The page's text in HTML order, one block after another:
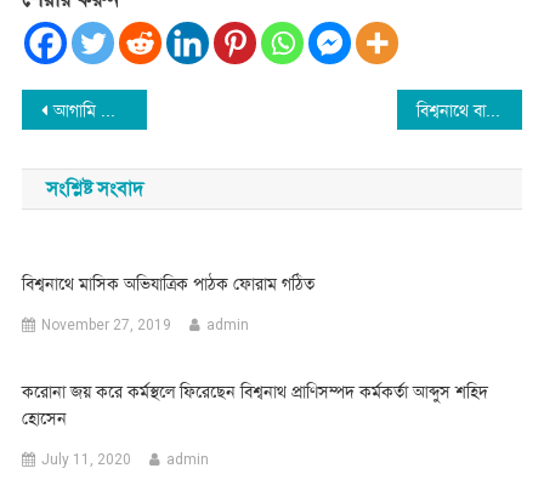
Post
navigation
আগামি কাল বিশ্বনাথে আসছেন আল্লামা নুর হোসাইন কাসেমী বিশ্বনাথে বাস উল্টে আহত ২০ জন
সংশ্লিষ্ট সংবাদ
বিশ্বনাথে মাসিক অভিযাত্রিক পাঠক ফোরাম গঠিত
November 27, 2019 admin
করোনা জয় করে কর্মস্থলে ফিরেছেন বিশ্বনাথ প্রাণিসম্পদ কর্মকর্তা আব্দুস শহিদ
হোসেন
July 11, 2020 admin